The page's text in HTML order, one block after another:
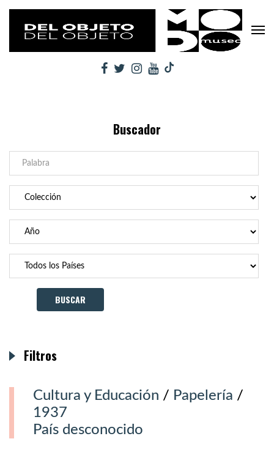
Buscador
Cultura y Educación / Papelería /
1937
País desconocido
Filtros